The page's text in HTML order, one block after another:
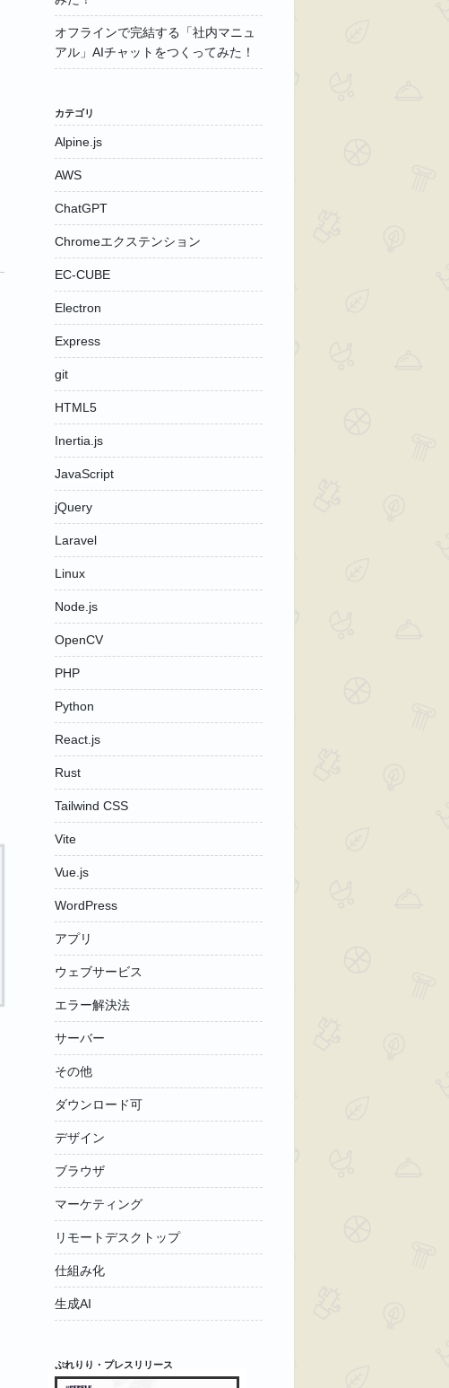
オフラインで完結する「社内マニュ
アル」AIチャットをつくってみた！
カテゴリ
Alpine.js
AWS
ChatGPT
Chromeエクステンション
EC-CUBE
Electron
Express
git
HTML5
Inertia.js
JavaScript
jQuery
Laravel
Linux
Node.js
OpenCV
PHP
Python
React.js
Rust
Tailwind CSS
Vite
Vue.js
WordPress
アプリ
ウェブサービス
エラー解決法
サーバー
その他
ダウンロード可
デザイン
ブラウザ
マーケティング
リモートデスクトップ
仕組み化
生成AI
ぷれりり・プレスリリース